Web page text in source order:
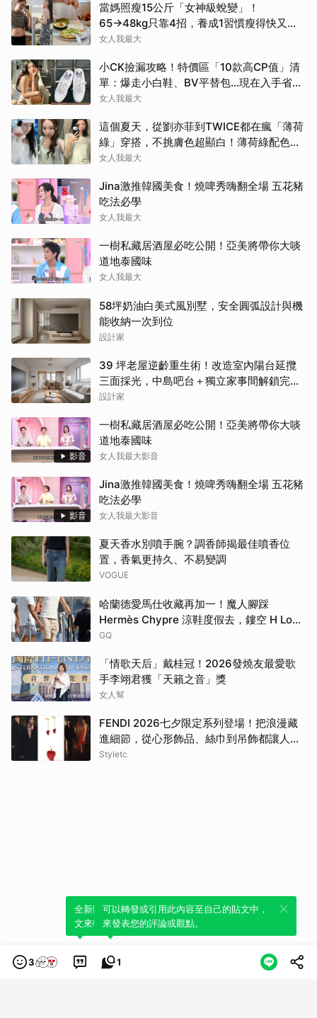
當媽照瘦15公斤「女神級蛻變」！
65→48kg只靠4招，養成1習慣瘦得快又不
復胖
女人我最大
小CK撿漏攻略！特價區「10款高CP值」清
單：爆走小白鞋、BV平替包…現在入手省一
筆
女人我最大
這個夏天，從劉亦菲到TWICE都在瘋「薄荷
綠」穿搭，不挑膚色超顯白！薄荷綠配色公
開
女人我最大
Jina激推韓國美食！燒啤秀嗨翻全場 五花豬
吃法必學
女人我最大
一樹私藏居酒屋必吃公開！亞美將帶你大啖
道地泰國味
女人我最大
58坪奶油白美式風別墅，安全圓弧設計與機
能收納一次到位
設計家
39 坪老屋逆齡重生術！改造室內陽台延攬
三面採光，中島吧台＋獨立家事間解鎖完美
家務路徑
設計家
影音
一樹私藏居酒屋必吃公開！亞美將帶你大啖
道地泰國味
女人我最大影音
影音
Jina激推韓國美食！燒啤秀嗨翻全場 五花豬
吃法必學
女人我最大影音
夏天香水別噴手腕？調香師揭最佳噴香位
置，香氣更持久、不易變調
VOGUE
哈蘭德愛馬仕收藏再加一！魔人腳踩
Hermès Chypre 涼鞋度假去，鏤空 H Logo
大展慵懶高級感！
GQ
「情歌天后」戴桂冠！2026發燒友最愛歌
手李翊君獲「天籟之音」獎
女人幫
FENDI 2026七夕限定系列登場！把浪漫藏
進細節，從心形飾品、絲巾到吊飾都讓人一
眼心動
Styletc
3
全新體驗！一鍵引用此內容，透過發布貼
文來輕鬆表達個人立場。
1
可以轉發或引用此內容至自己的貼文中，
來發表您的評論或觀點。